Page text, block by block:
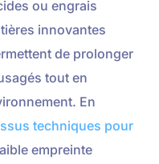
ou engrais
innovantes
de prolonger
tout en
En
techniques pour
empreinte